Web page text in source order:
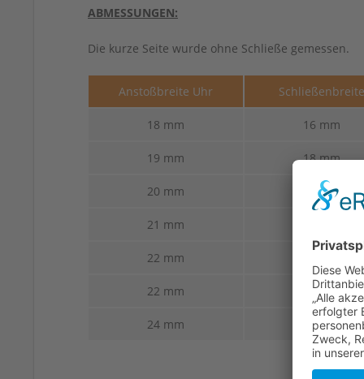
ABMESSUNGEN:
Die kurze Seite wurde ohne Schließe gemessen.
Anstoßbreite Uhr Schließenbreite
18 mm 16 mm
19 mm 18 mm
20 mm 18 mm
21 mm
22 mm
22 mm 20 mm
24 mm 20 mm